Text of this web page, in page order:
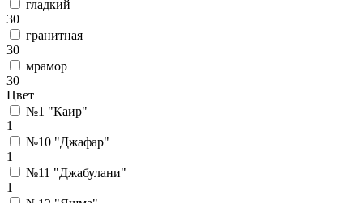
гладкий
30
гранитная
30
мрамор
30
Цвет
№1 "Каир"
1
№10 "Джафар"
1
№11 "Джабулани"
1